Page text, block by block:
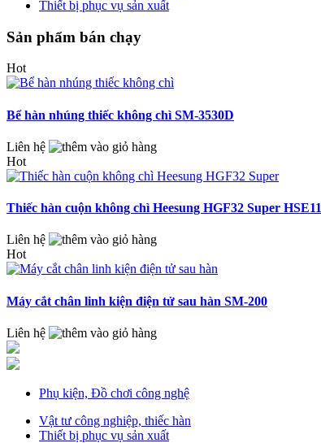
Thiết bị phục vụ sản xuất
Sản phẩm bán chạy
Hot
Bể hàn nhúng thiếc không chì SM-3530D
Liên hệ
Hot
Thiếc hàn cuộn không chì Heesung HGF32 Super HSE11
Liên hệ
Hot
Máy cắt chân linh kiện điện tử sau hàn SM-200
Liên hệ
Phụ kiện, Đồ chơi công nghệ
Vật tư công nghiệp, thiếc hàn
Thiết bị phục vụ sản xuất